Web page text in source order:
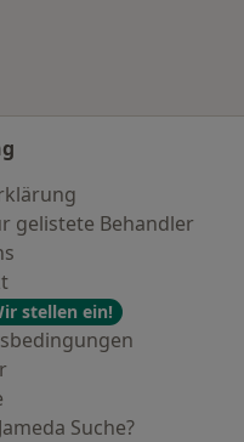
gelistete Behandler
stellen ein!
Suche?